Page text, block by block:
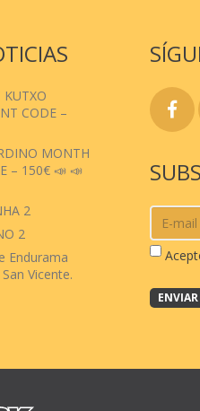
CODE –
MONTH
– 150€ 📣 📣
2
2
Endurama
Vicente.